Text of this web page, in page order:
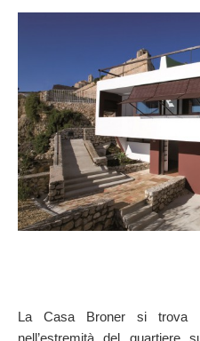
Arriva sempre a destinazione
La Casa Broner si trova